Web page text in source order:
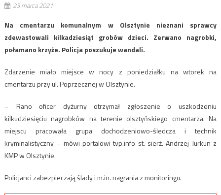
23 marca 2021
Na cmentarzu komunalnym w Olsztynie nieznani sprawcy
zdewastowali kilkadziesiąt grobów dzieci. Zerwano nagrobki,
połamano krzyże. Policja poszukuje wandali.
Zdarzenie miało miejsce w nocy z poniedziałku na wtorek na
cmentarzu przy ul. Poprzecznej w Olsztynie.
– Rano oficer dyżurny otrzymał zgłoszenie o uszkodzeniu
kilkudziesięciu nagrobków na terenie olsztyńskiego cmentarza. Na
miejscu pracowała grupa dochodzeniowo-śledcza i technik
kryminalistyczny – mówi portalowi tvp.info st. sierż. Andrzej Jurkun z
KMP w Olsztynie.
Policjanci zabezpieczają ślady i m.in. nagrania z monitoringu.